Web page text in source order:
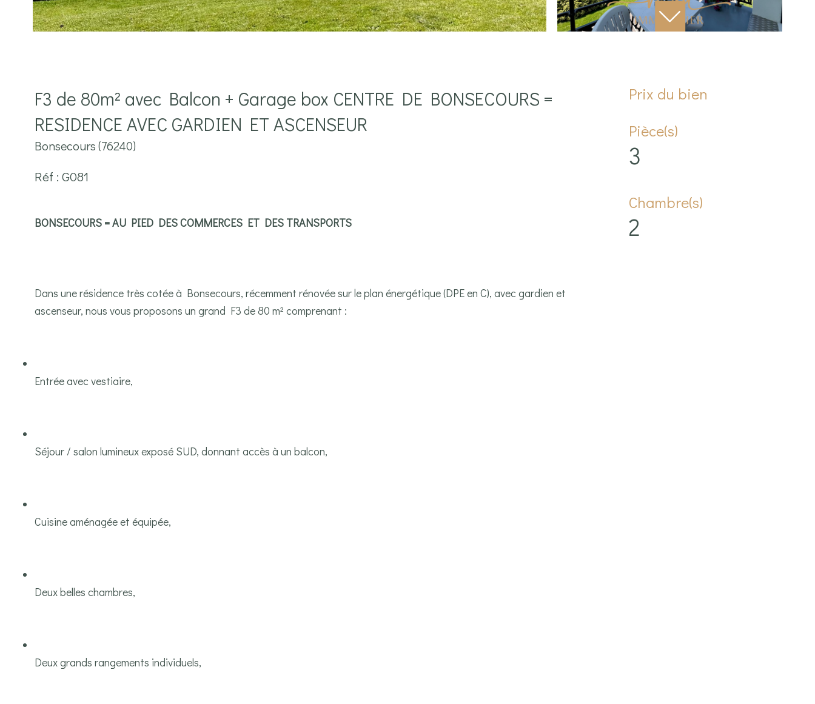
F3 de 80m² avec Balcon + Garage box CENTRE DE BONSECOURS =
RESIDENCE AVEC GARDIEN ET ASCENSEUR
Bonsecours (76240)
Réf : G081
BONSECOURS = AU PIED DES COMMERCES ET DES TRANSPORTS
Dans une résidence très cotée à Bonsecours, récemment rénovée sur le plan énergétique (DPE en C), avec gardien et
ascenseur, nous vous proposons un grand F3 de 80 m² comprenant :
Entrée avec vestiaire,
Séjour / salon lumineux exposé SUD, donnant accès à un balcon,
Cuisine aménagée et équipée,
Deux belles chambres,
Deux grands rangements individuels,
Prix du bien
Pièce(s)
3
Chambre(s)
2